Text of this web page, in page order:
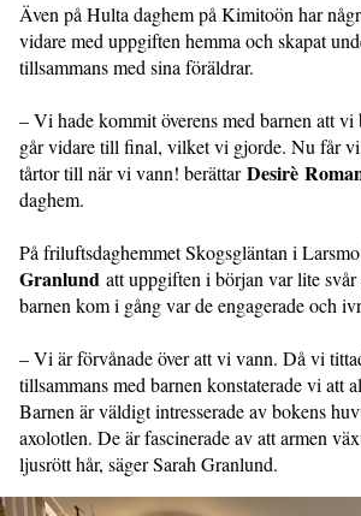
Även på Hulta daghem på Kimitoön har
vidare med uppgiften hemma och skapat
tillsammans med sina föräldrar.
– Vi hade kommit överens med barnen att
går vidare till final, vilket vi gjorde. Nu får
tårtor till när vi vann! berättarDesirè
daghem.
På friluftsdaghemmet Skogsgläntan i
Granlund att uppgiften i början var lite
barnen kom i gång var de engagerade och
– Vi är förvånade över att vi vann. Då vi
tillsammans med barnen konstaterade vi att
Barnen är väldigt intresserade av bokens
axolotlen. De är fascinerade av att armen
ljusrött hår, säger Sarah Granlund.